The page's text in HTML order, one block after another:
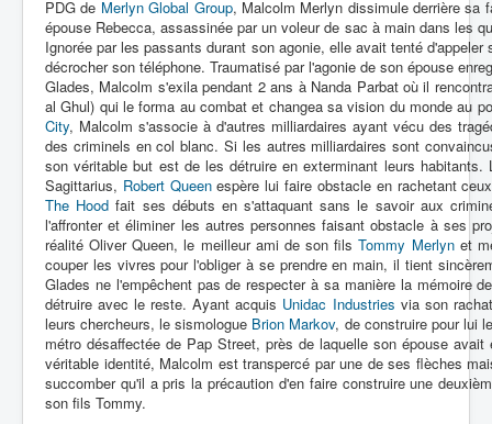
PDG de Merlyn Global Group, Malcolm Merlyn dissimule derrière sa
épouse Rebecca, assassinée par un voleur de sac à main dans les
Ignorée par les passants durant son agonie, elle avait tenté
décrocher son téléphone. Traumatisé par l'agonie de son épouse
Glades, Malcolm s'exila pendant 2 ans à Nanda Parbat où il
al Ghul) qui le forma au combat et changea sa vision du monde au
City, Malcolm s'associe à d'autres milliardaires ayant vécu des
des criminels en col blanc. Si les autres milliardaires sont
son véritable but est de les détruire en exterminant leurs
Sagittarius, Robert Queenespère lui faire obstacle en rachetant
The Hood fait ses débuts en s'attaquant sans le savoir aux
l'affronter et éliminer les autres personnes faisant obstacle à ses
réalité Oliver Queen, le meilleur ami de son filsTommy Merlynet
couper les vivres pour l'obliger à se prendre en main, il tient
Glades ne l'empêchent pas de respecter à sa manière la mémoire
détruire avec le reste. Ayant acquis Unidac Industries via son
leurs chercheurs, le sismologue Brion Markov, de construire pour lui
métro désaffectée de Pap Street, près de laquelle son épouse
véritable identité, Malcolm est transpercé par une de ses flèches
succomber qu'il a pris la précaution d'en faire construire une
son fils Tommy.